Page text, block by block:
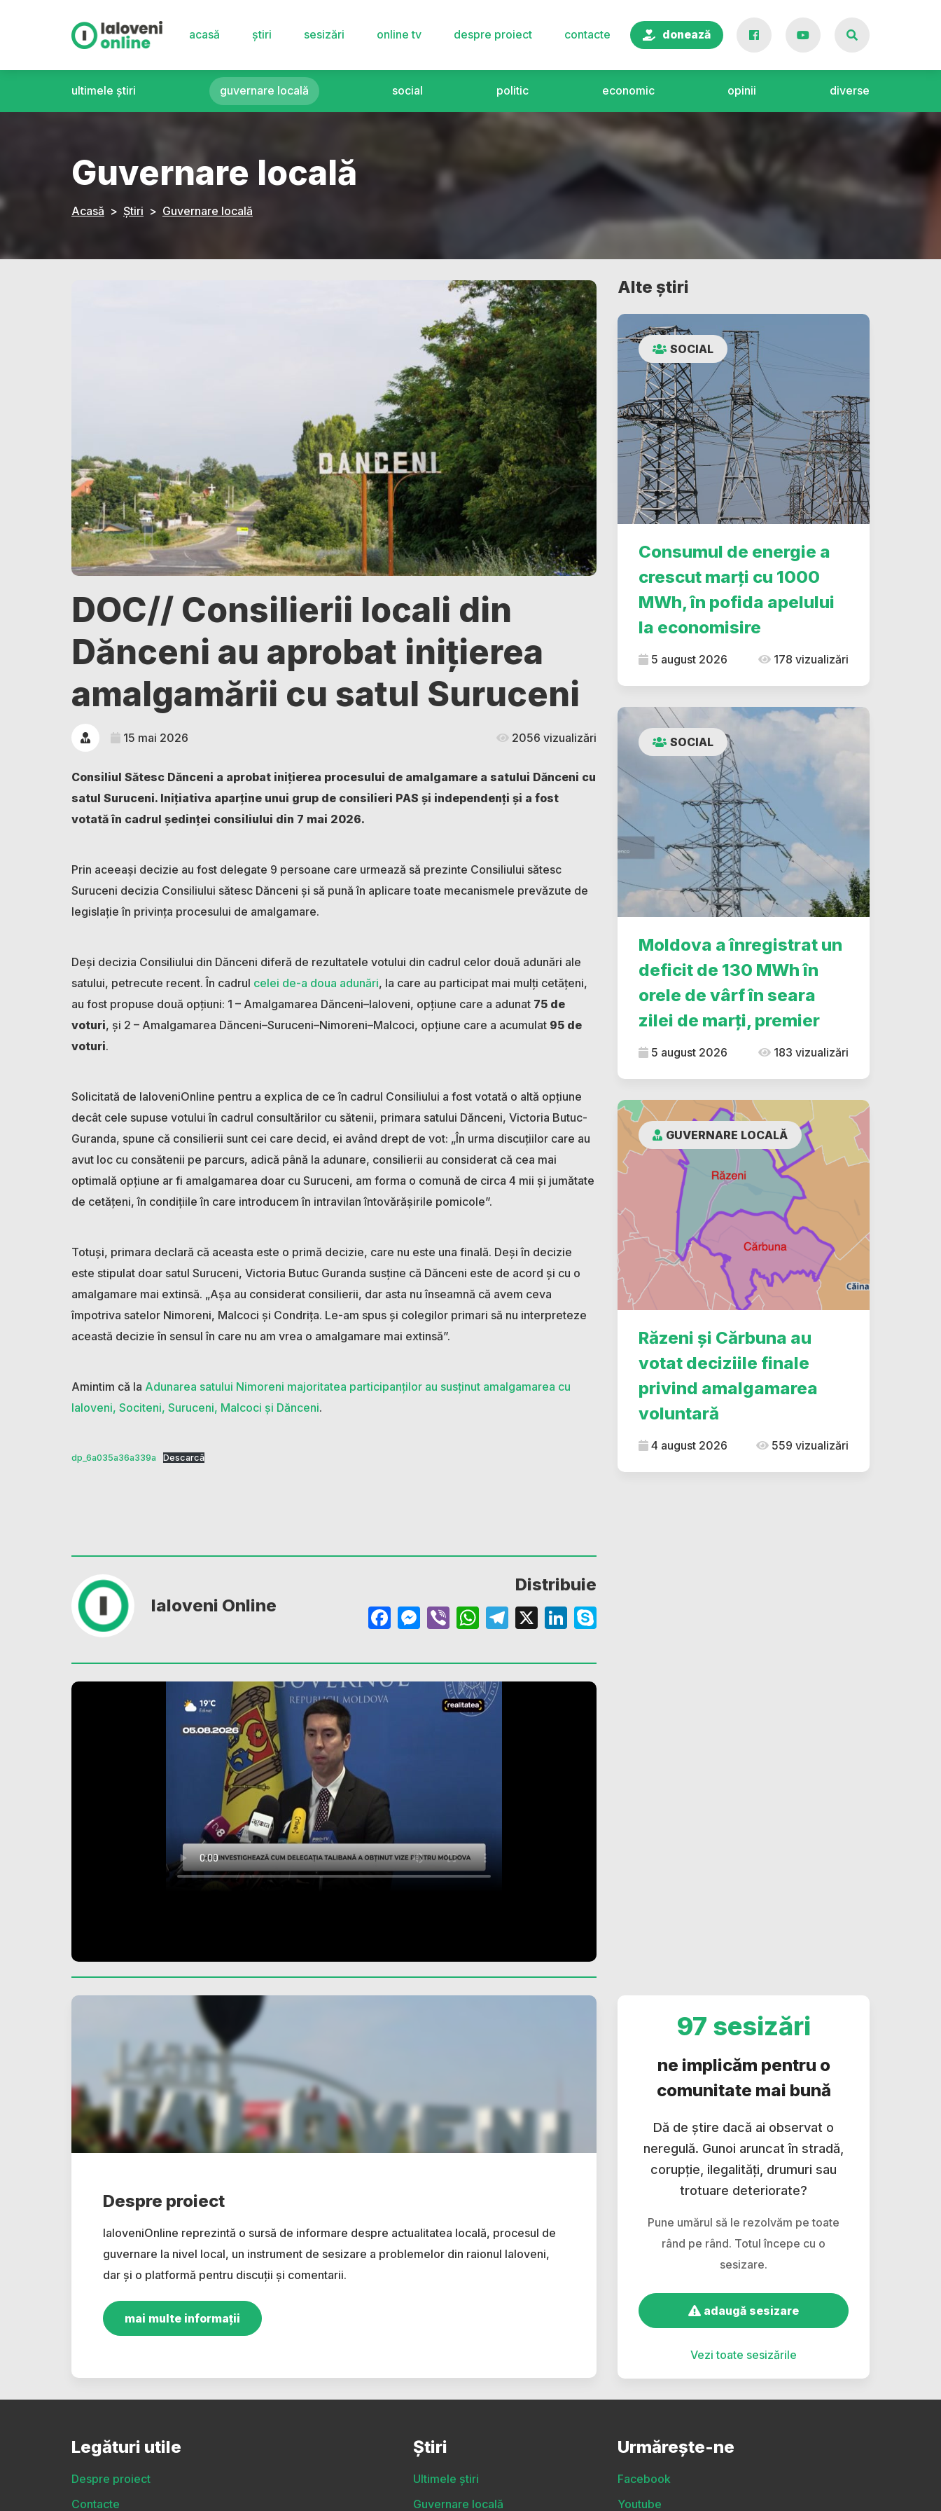
acasă știri sesizări online tv despre proiect contacte donează
ultimele știri guvernare locală social politic economic opinii diverse
Guvernare locală
Acasă Știri Guvernare locală
DOC// Consilierii locali din
Dănceni au aprobat inițierea
amalgamării cu satul Suruceni
15 mai 2026 2056 vizualizări
Consiliul Sătesc Dănceni a aprobat inițierea procesului de amalgamare a satului Dănceni cu
satul Suruceni. Inițiativa aparține unui grup de consilieri PAS și independenți și a fost
votată în cadrul ședinței consiliului din 7 mai 2026.
Prin aceeași decizie au fost delegate 9 persoane care urmează să prezinte Consiliului sătesc
Suruceni decizia Consiliului sătesc Dănceni și să pună în aplicare toate mecanismele prevăzute de
legislație în privința procesului de amalgamare.
Deși decizia Consiliului din Dănceni diferă de rezultatele votului din cadrul celor două adunări ale
satului, petrecute recent. În cadrul celei de-a doua adunări, la care au participat mai mulți cetățeni,
au fost propuse două opțiuni: 1 – Amalgamarea Dănceni–Ialoveni, opțiune care a adunat 75 de
voturi, și 2 – Amalgamarea Dănceni–Suruceni–Nimoreni–Malcoci, opțiune care a acumulat 95 de
voturi.
Solicitată de IaloveniOnline pentru a explica de ce în cadrul Consiliului a fost votată o altă opțiune
decât cele supuse votului în cadrul consultărilor cu sătenii, primara satului Dănceni, Victoria Butuc-
Guranda, spune că consilierii sunt cei care decid, ei având drept de vot: „În urma discuțiilor care au
avut loc cu consătenii pe parcurs, adică până la adunare, consilierii au considerat că cea mai
optimală opțiune ar fi amalgamarea doar cu Suruceni, am forma o comună de circa 4 mii și jumătate
de cetățeni, în condițiile în care introducem în intravilan întovărășirile pomicole”.
Totuși, primara declară că aceasta este o primă decizie, care nu este una finală. Deși în decizie
este stipulat doar satul Suruceni, Victoria Butuc Guranda susține că Dănceni este de acord și cu o
amalgamare mai extinsă. „Așa au considerat consilierii, dar asta nu înseamnă că avem ceva
împotriva satelor Nimoreni, Malcoci și Condrița. Le-am spus și colegilor primari să nu interpreteze
această decizie în sensul în care nu am vrea o amalgamare mai extinsă”.
Amintim că la Adunarea satului Nimoreni majoritatea participanților au susținut amalgamarea cu
Ialoveni, Sociteni, Suruceni, Malcoci și Dănceni.
dp_6a035a36a339a Descarcă
Ialoveni Online
Distribuie
Facebook
Messenger
ViberWhatsApp
Telegram
X LinkedIn
Alte știri
SOCIAL
Consumul de energie a
crescut marți cu 1000
MWh, în pofida apelului
la economisire
5 august 2026 178 vizualizări
SOCIAL
Moldova a înregistrat un
deficit de 130 MWh în
orele de vârf în seara
zilei de marți, premier
5 august 2026 183 vizualizări
GUVERNARE LOCALĂ
Răzeni și Cărbuna au
votat deciziile finale
privind amalgamarea
voluntară
4 august 2026 559 vizualizări
Despre proiect
IaloveniOnline reprezintă o sursă de informare despre actualitatea locală, procesul de
guvernare la nivel local, un instrument de sesizare a problemelor din raionul Ialoveni,
dar și o platformă pentru discuții și comentarii.
mai multe informații
97 sesizări
ne implicăm pentru o
comunitate mai bună
Dă de știre dacă ai observat o
neregulă. Gunoi aruncat în stradă,
corupție, ilegalități, drumuri sau
trotuare deteriorate?
Pune umărul să le rezolvăm pe toate
rând pe rând. Totul începe cu o
sesizare.
adaugă sesizare
Vezi toate sesizările
Legături utile
Despre proiect
Contacte
Știri
Ultimele știri
Guvernare locală
Urmărește-ne
Facebook
Youtube